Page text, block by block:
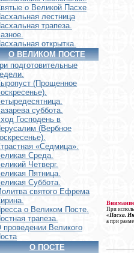
о Великой Пасхе
лестница
трапеза.
открытка.
О ВЕЛИКОМ ПОСТЕ
подготовительные
(Прощенное
суббота.
Господень в
(Вербное
«Седмица».
Среда.
Четверг.
Пятница.
Суббота.
святого Ефрема
о Великом Посте.
трапеза.
проведении Великого
О ПОСТЕ
При
«Пасха.
а при